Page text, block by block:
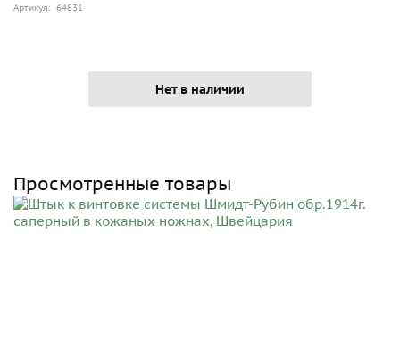
Артикул: 64831
Нет в наличии
Просмотренные товары